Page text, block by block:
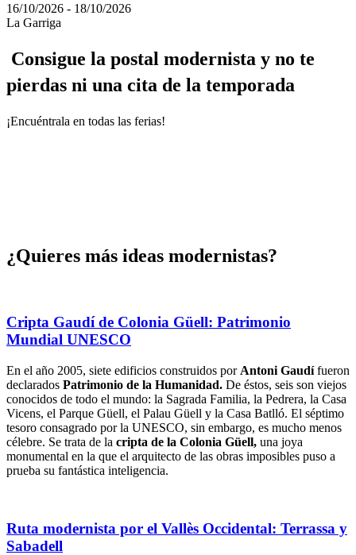
16/10/2026 - 18/10/2026
La Garriga
Consigue la postal modernista y no te
pierdas ni una cita de la temporada
¡Encuéntrala en todas las ferias!
¿Quieres más ideas modernistas?
Cripta Gaudí de Colonia Güell: Patrimonio
Mundial UNESCO
En el año 2005, siete edificios construidos por Antoni Gaudífueron
declarados Patrimonio de la Humanidad. De éstos, seis son viejos
conocidos de todo el mundo: la Sagrada Familia, la Pedrera, la Casa
Vicens, el Parque Güell, el Palau Güell y la Casa Batlló. El séptimo
tesoro consagrado por la UNESCO, sin embargo, es mucho menos
célebre. Se trata de la cripta de la Colonia Güell, una joya
monumental en la que el arquitecto de las obras imposibles puso a
prueba su fantástica inteligencia.
Ruta modernista por el Vallès Occidental: Terrassa y
Sabadell